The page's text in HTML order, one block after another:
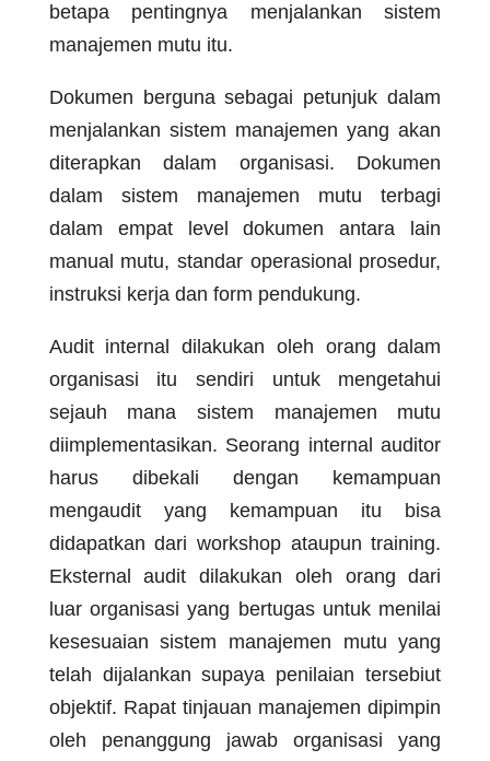
betapa pentingnya menjalankan sistem
manajemen mutu itu.
Dokumen berguna sebagai petunjuk dalam
menjalankan sistem manajemen yang akan
diterapkan dalam organisasi. Dokumen
dalam sistem manajemen mutu terbagi
dalam empat level dokumen antara lain
manual mutu, standar operasional prosedur,
instruksi kerja dan form pendukung.
Audit internal dilakukan oleh orang dalam
organisasi itu sendiri untuk mengetahui
sejauh mana sistem manajemen mutu
diimplementasikan. Seorang internal auditor
harus dibekali dengan kemampuan
mengaudit yang kemampuan itu bisa
didapatkan dari workshop ataupun training.
Eksternal audit dilakukan oleh orang dari
luar organisasi yang bertugas untuk menilai
kesesuaian sistem manajemen mutu yang
telah dijalankan supaya penilaian tersebiut
objektif. Rapat tinjauan manajemen dipimpin
oleh penanggung jawab organisasi yang